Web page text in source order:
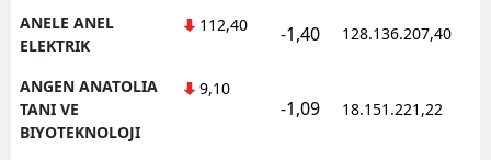
ANELE ANEL
ELEKTRIK
112,40 -1,40 128.136.207,40
ANGEN ANATOLIA
TANI VE
BIYOTEKNOLOJI
9,10
-1,09 18.151.221,22